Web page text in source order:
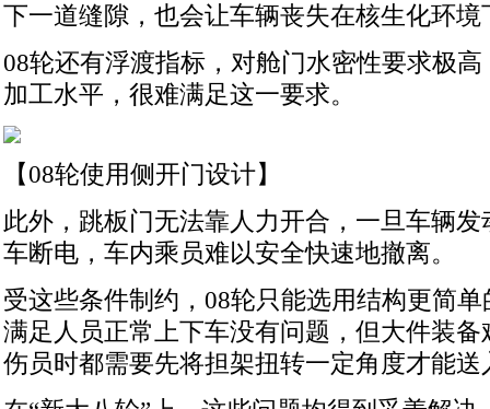
下一道缝隙，也会让车辆丧失在核生化环
08轮还有浮渡指标，对舱门水密性要求极
加工水平，很难满足这一要求。
【08轮使用侧开门设计】
此外，跳板门无法靠人力开合，一旦车辆
车断电，车内乘员难以安全快速地撤离。
受这些条件制约，08轮只能选用结构更简
满足人员正常上下车没有问题，但大件装
伤员时都需要先将担架扭转一定角度才能送